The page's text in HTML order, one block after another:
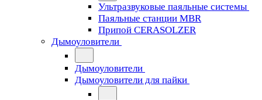
Ультразвуковые паяльные системы
Паяльные станции MBR
Припой CERASOLZER
Дымоуловители
Дымоуловители
Дымоуловители для пайки